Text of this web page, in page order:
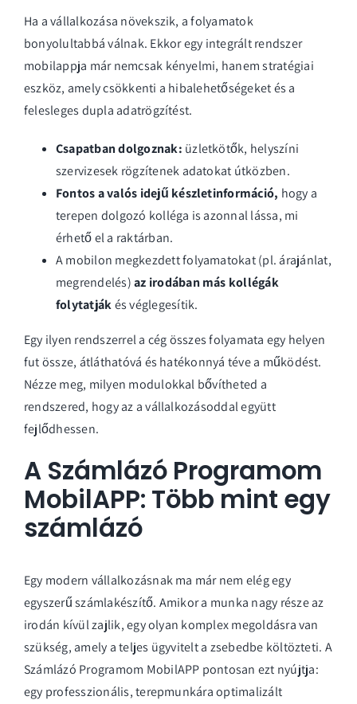
Ha a vállalkozása növekszik, a folyamatok
bonyolultabbá válnak. Ekkor egy integrált rendszer
mobilappja már nemcsak kényelmi, hanem stratégiai
eszköz, amely csökkenti a hibalehetőségeket és a
felesleges dupla adatrögzítést.
Csapatban dolgoznak: üzletkötők, helyszíni
szervizesek rögzítenek adatokat útközben.
Fontos a valós idejű készletinformáció, hogy a
terepen dolgozó kolléga is azonnal lássa, mi
érhető el a raktárban.
A mobilon megkezdett folyamatokat (pl. árajánlat,
megrendelés)az irodában más kollégák
folytatjákés véglegesítik.
Egy ilyen rendszerrel a cég összes folyamata egy helyen
fut össze, átláthatóvá és hatékonnyá téve a működést.
Nézze meg, milyen modulokkal bővítheted a
rendszered, hogy az a vállalkozásoddal együtt
fejlődhessen.
A Számlázó Programom
MobilAPP: Több mint egy
számlázó
Egy modern vállalkozásnak ma már nem elég egy
egyszerű számlakészítő. Amikor a munka nagy része az
irodán kívül zajlik, egy olyan komplex megoldásra van
szükség, amely a teljes ügyvitelt a zsebedbe költözteti. A
Számlázó Programom MobilAPP pontosan ezt nyújtja:
egy professzionális, terepmunkára optimalizált